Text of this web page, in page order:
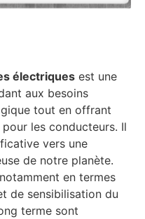
électriques est une
aux besoins
tout en offrant
les conducteurs. Il
vers une
de notre planète.
en termes
de sensibilisation du
terme sont